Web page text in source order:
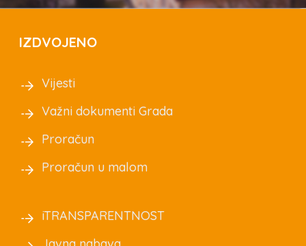
IZDVOJENO
Vijesti
Važni dokumenti Grada
Proračun
Proračun u malom
iTRANSPARENTNOST